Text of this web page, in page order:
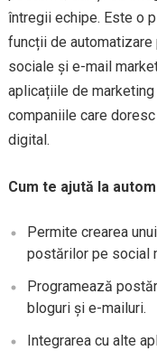
întregii echipe. Este o
funcții de
sociale și e-mail
aplicațiile de
companiile care
digital.
Cum te ajută la
Permite crearea
postărilor pe social
Programează
bloguri și e-mailuri.
Integrarea cu alte